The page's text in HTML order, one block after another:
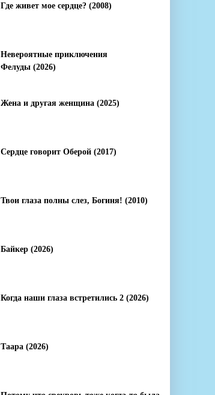
Где живет мое сердце? (2008)
Невероятные приключения
Фелуды (2026)
Жена и другая женщина (2025)
Сердце говорит Оберой (2017)
Твои глаза полны слез, Богиня! (2010)
Байкер (2026)
Когда наши глаза встретились 2 (2026)
Таара (2026)